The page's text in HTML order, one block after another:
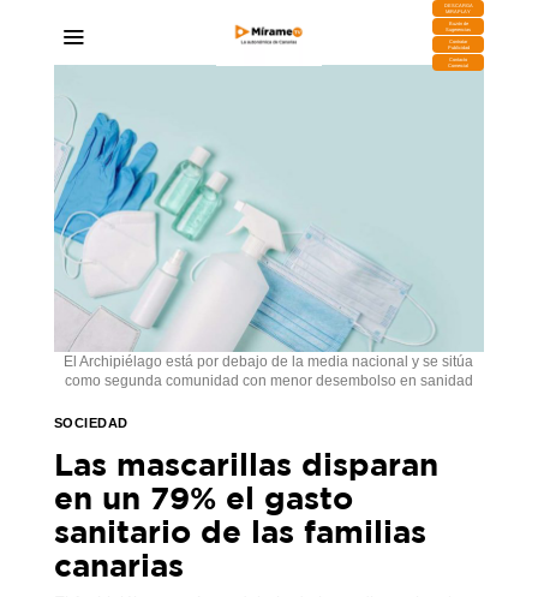
DESCARGA
MIRAPLAY
Buzón de
Sugerencias
Contratar
Publicidad
Contacto
Comercial
El Archipiélago está por debajo de la media nacional y se sitúa
como segunda comunidad con menor desembolso en sanidad
SOCIEDAD
Las mascarillas disparan
en un 79% el gasto
sanitario de las familias
canarias